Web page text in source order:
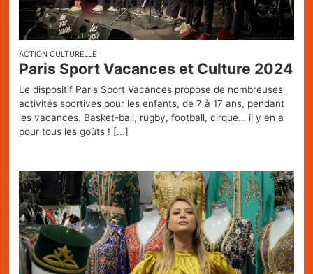
ACTION CULTURELLE
Paris Sport Vacances et Culture 2024
Le dispositif Paris Sport Vacances propose de nombreuses
activités sportives pour les enfants, de 7 à 17 ans, pendant
les vacances. Basket-ball, rugby, football, cirque… il y en a
pour tous les goûts ! [...]